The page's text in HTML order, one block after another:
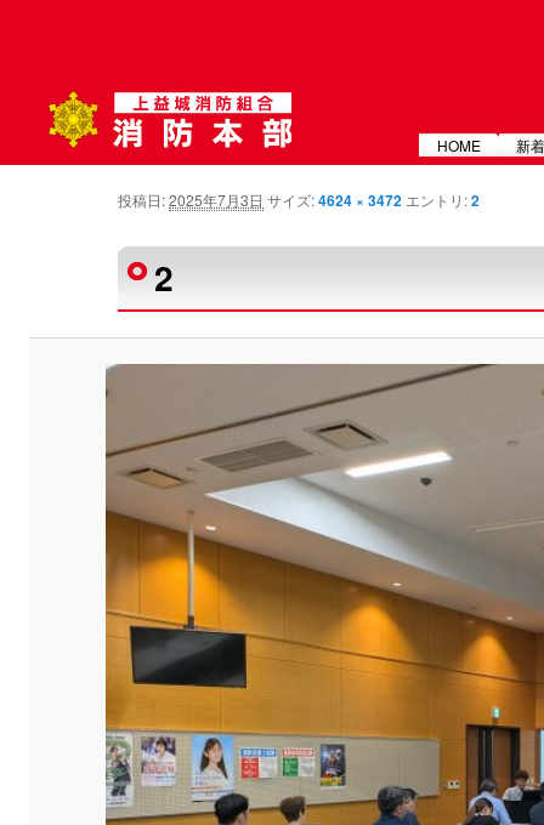
メインメニュー HOME 新
画像ナビゲーション
2
投稿日:2025年7月3日 サイズ:4624 × 3472 エントリ:2